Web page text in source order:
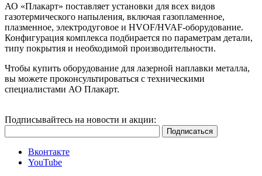
АО «Плакарт» поставляет установки для всех видов
газотермического напыления, включая газопламенное,
плазменное, электродуговое и HVOF/HVAF-оборудование.
Конфигурация комплекса подбирается по параметрам детали,
типу покрытия и необходимой производительности.
Чтобы купить оборудование для лазерной наплавки металла,
вы можете проконсультироваться с техническими
специалистами АО Плакарт.
Подписывайтесь на новости и акции:
Вконтакте
YouTube